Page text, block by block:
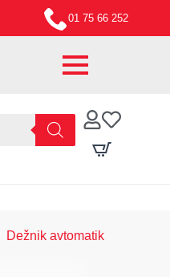
01 75 66 252
Dežnik avtomatik